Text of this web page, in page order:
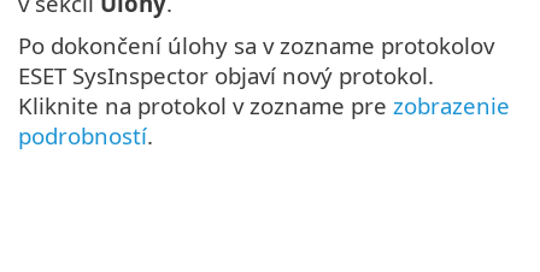
Po dokončení úlohy sa v zozname protokolov
ESET SysInspector objaví nový protokol.
Kliknite na protokol v zozname pre zobrazenie
podrobností.